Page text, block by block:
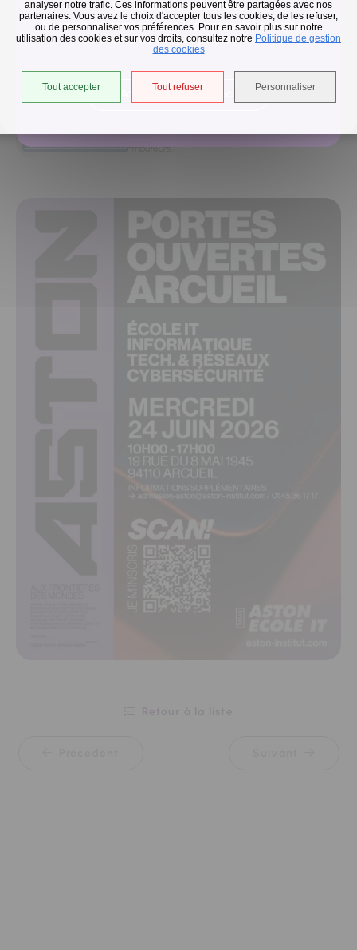
analyser notre trafic. Ces informations peuvent être partagées avec nos
partenaires. Vous avez le choix d'accepter tous les cookies, de les refuser,
ou de personnaliser vos préférences. Pour en savoir plus sur notre
utilisation des cookies et sur vos droits, consultez notre Politique de gestion
des cookies
Tout accepter Tout refuser Personnaliser
Collecte des déchets
En raison des températures, le passage de nos camions
est avancé d'une heure jusqu'au 14 août.
Accéder à l'univers déchets
©OpenStreetMap
contributeurs.